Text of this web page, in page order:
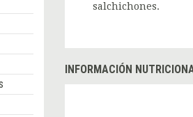
salchichones.
INFORMACIÓN